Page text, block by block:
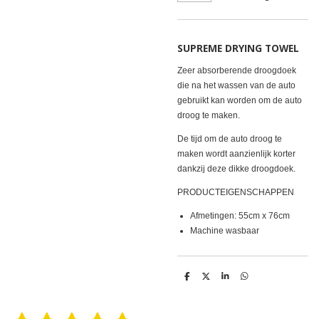
SUPREME DRYING TOWEL
Zeer absorberende droogdoek
die na het wassen van de auto
gebruikt kan worden om de auto
droog te maken.
De tijd om de auto droog te
maken wordt aanzienlijk korter
dankzij deze dikke droogdoek.
PRODUCTEIGENSCHAPPEN
Afmetingen: 55cm x 76cm
Machine wasbaar
D
D
S
D